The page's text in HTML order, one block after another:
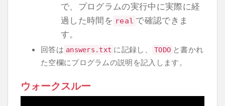
で、プログラムの実行中に実際に経
過した時間を real で確認できま
す。
回答は answers . txt に記録し、 TODO と書かれ
た空欄にプログラムの説明を記入します。
ウォークスルー